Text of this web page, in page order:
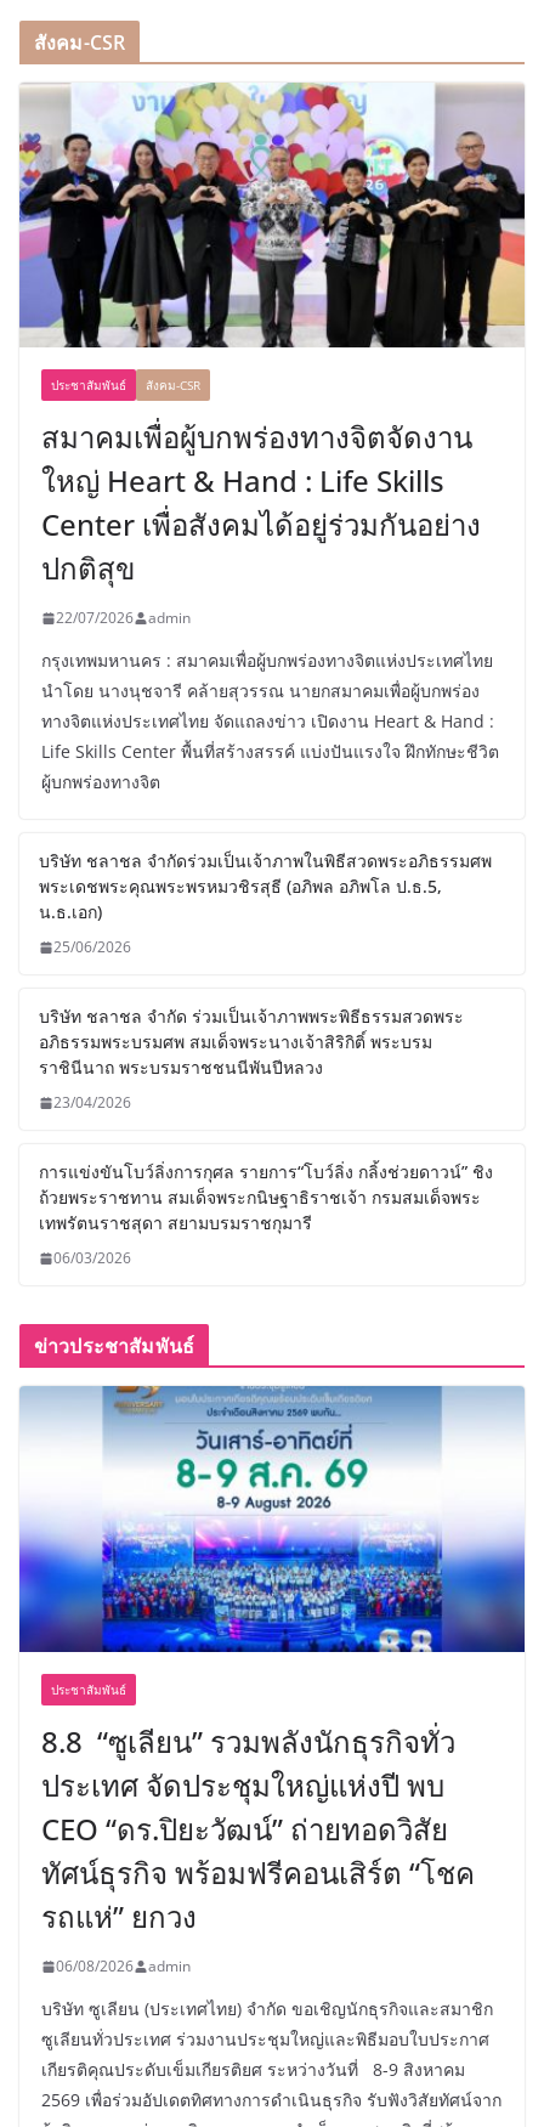
สังคม-CSR
ประชาสัมพันธ์ สังคม-CSR
สมาคมเพื่อผู้บกพร่องทางจิตจัดงาน
ใหญ่ Heart & Hand : Life Skills
Center เพื่อสังคมได้อยู่ร่วมกันอย่าง
ปกติสุข
22/07/2026 admin
กรุงเทพมหานคร : สมาคมเพื่อผู้บกพร่องทางจิตแห่งประเทศไทย
นำโดย นางนุชจารี คล้ายสุวรรณ นายกสมาคมเพื่อผู้บกพร่อง
ทางจิตแห่งประเทศไทย จัดแถลงข่าว เปิดงาน Heart & Hand :
Life Skills Center พื้นที่สร้างสรรค์ แบ่งปันแรงใจ ฝึกทักษะชีวิต
ผู้บกพร่องทางจิต
บริษัท ชลาชล จำกัดร่วมเป็นเจ้าภาพในพิธีสวดพระอภิธรรมศพ
พระเดชพระคุณพระพรหมวชิรสุธี (อภิพล อภิพโล ป.ธ.5,
น.ธ.เอก)
25/06/2026
บริษัท ชลาชล จำกัด ร่วมเป็นเจ้าภาพพระพิธีธรรมสวดพระ
อภิธรรมพระบรมศพ สมเด็จพระนางเจ้าสิริกิติ์ พระบรม
ราชินีนาถ พระบรมราชชนนีพันปีหลวง
23/04/2026
การแข่งขันโบว์ลิ่งการกุศล รายการ“โบว์ลิ่ง กลิ้งช่วยดาวน์” ชิง
ถ้วยพระราชทาน สมเด็จพระกนิษฐาธิราชเจ้า กรมสมเด็จพระ
เทพรัตนราชสุดา สยามบรมราชกุมารี
06/03/2026
ข่าวประชาสัมพันธ์
ประชาสัมพันธ์
8.8 “ซูเลียน” รวมพลังนักธุรกิจทั่ว
ประเทศ จัดประชุมใหญ่แห่งปี พบ
CEO “ดร.ปิยะวัฒน์” ถ่ายทอดวิสัย
ทัศน์ธุรกิจ พร้อมฟรีคอนเสิร์ต “โชค
รถแห่” ยกวง
06/08/2026 admin
บริษัท ซูเลียน (ประเทศไทย) จำกัด ขอเชิญนักธุรกิจและสมาชิก
ซูเลียนทั่วประเทศ ร่วมงานประชุมใหญ่และพิธีมอบใบประกาศ
เกียรติคุณประดับเข็มเกียรติยศ ระหว่างวันที่ 8-9 สิงหาคม
2569 เพื่อร่วมอัปเดตทิศทางการดำเนินธุรกิจ รับฟังวิสัยทัศน์จาก